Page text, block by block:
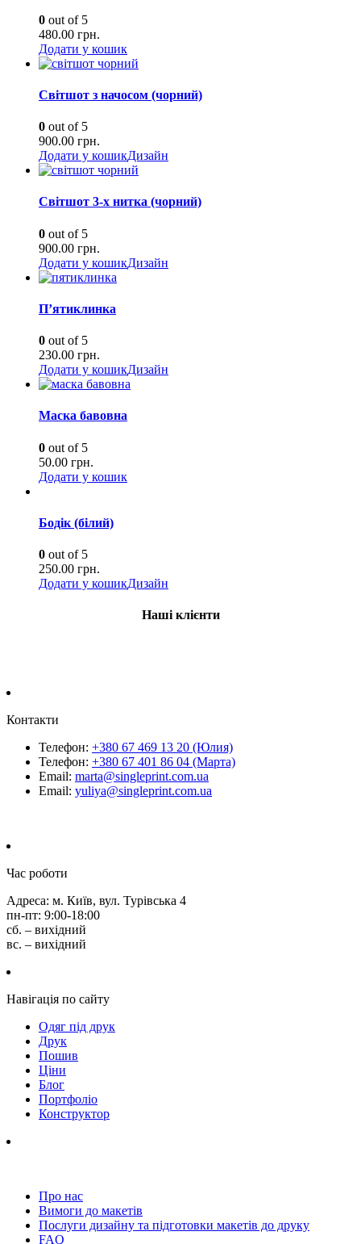
0 out of 5
480.00 грн.
Додати у кошик
Світшот з начосом (чорний)
0 out of 5
900.00 грн.
Додати у кошикДизайн
Світшот 3-х нитка (чорний)
0 out of 5
900.00 грн.
Додати у кошикДизайн
П’ятиклинка
0 out of 5
230.00 грн.
Додати у кошикДизайн
Маска бавовна
0 out of 5
50.00 грн.
Додати у кошик
Бодік (білий)
0 out of 5
250.00 грн.
Додати у кошикДизайн
Наші клієнти
Контакти
Телефон: +380 67 469 13 20 (Юлия)
Телефон: +380 67 401 86 04 (Марта)
Email: marta@singleprint.com.ua
Email: yuliya@singleprint.com.ua
Час роботи
Адреса: м. Київ, вул. Турівська 4
пн-пт: 9:00-18:00
сб. – вихідний
вс. – вихідний
Навігація по сайту
Одяг під друк
Друк
Пошив
Ціни
Блог
Портфоліо
Конструктор
Про нас
Вимоги до макетів
Послуги дизайну та підготовки макетів до друку
FAQ